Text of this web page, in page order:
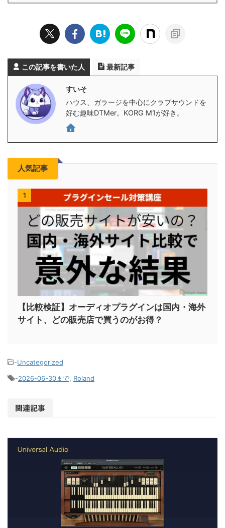
この記事を書いた人 最新記事
すいそ
ハウス、ガラージを中心にクラブサウンドを
好む趣味DTMer。KORG M1が好き。
人気記事
1
【比較検証】オーディオプラグインは国内・海外
サイト、どの販売店で買うのがお得？
-Uncategorized
-2026-06-30まで Roland
関連記事